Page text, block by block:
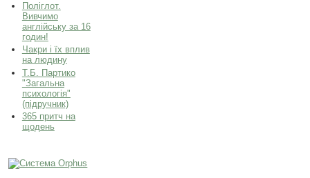
Поліглот.
Вивчимо
англійську за 16
годин!
Чакри і їх вплив
на людину
Т.Б. Партико
"Загальна
психологія"
(підручник)
365 притч на
щодень